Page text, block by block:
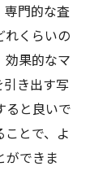
専門的な査
れくらいの
効果的なマ
引き出す写
ると良いで
とで、よ
ができま